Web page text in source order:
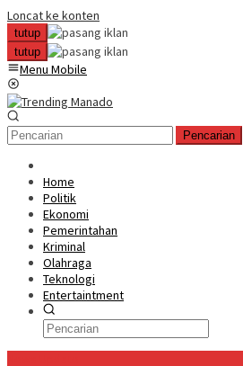
Loncat ke konten
tutup
tutup
Menu Mobile
Pencarian
Home
Politik
Ekonomi
Pemerintahan
Kriminal
Olahraga
Teknologi
Entertaintment